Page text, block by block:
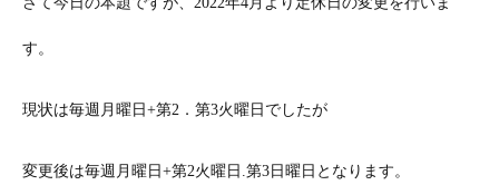
す。
現状は毎週月曜日+第2．第3火曜日でしたが
変更後は毎週月曜日+第2火曜日.第3日曜日となります。